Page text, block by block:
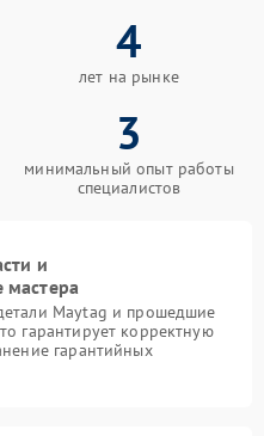
4
лет на рынке
3
минимальный опыт работы
специалистов
и
мастера
Maytag и прошедшие
гарантирует корректную
гарантийных